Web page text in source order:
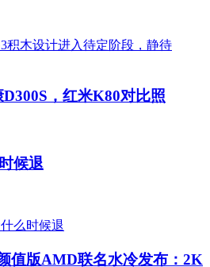
，红米K80对比照
候退
值版AMD联名水冷发布：2K